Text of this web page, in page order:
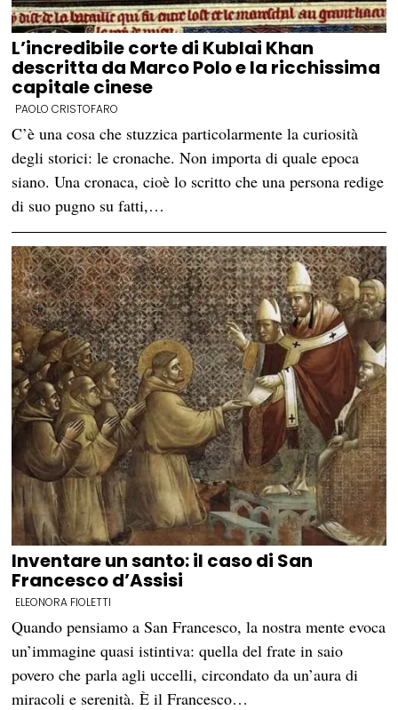
L’incredibile corte di Kublai Khan
descritta da Marco Polo e la ricchissima
capitale cinese
PAOLO CRISTOFARO
C’è una cosa che stuzzica particolarmente la curiosità
degli storici: le cronache. Non importa di quale epoca
siano. Una cronaca, cioè lo scritto che una persona redige
di suo pugno su fatti,…
Inventare un santo: il caso di San
Francesco d’Assisi
ELEONORA FIOLETTI
Quando pensiamo a San Francesco, la nostra mente evoca
un’immagine quasi istintiva: quella del frate in saio
povero che parla agli uccelli, circondato da un’aura di
miracoli e serenità. È il Francesco…